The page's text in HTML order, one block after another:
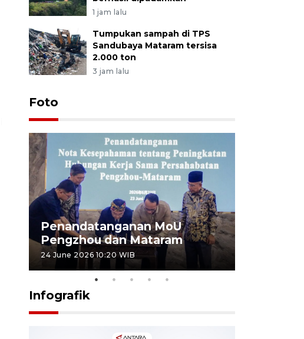
1 jam lalu
Tumpukan sampah di TPS
Sandubaya Mataram tersisa
2.000 ton
3 jam lalu
Foto
Penandatanganan MoU
Pengzhou dan Mataram
24 June 2026 10:20 WIB
Infografik